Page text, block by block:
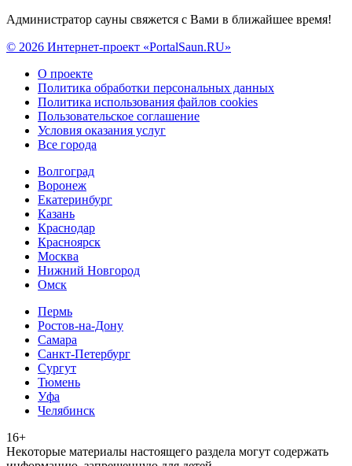
Администратор сауны свяжется с Вами в ближайшее время!
© 2026 Интернет-проект «PortalSaun.RU»
О проекте
Политика обработки персональных данных
Политика использования файлов cookies
Пользовательское соглашение
Условия оказания услуг
Все города
Волгоград
Воронеж
Екатеринбург
Казань
Краснодар
Красноярск
Москва
Нижний Новгород
Омск
Пермь
Ростов-на-Дону
Самара
Санкт-Петербург
Сургут
Тюмень
Уфа
Челябинск
16+
Heкoтopыe мaтepиaлы нacтoящего paздeла мoгут coдержать